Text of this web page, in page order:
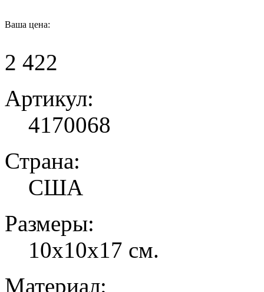
Ваша цена:
2 422
Артикул:
4170068
Страна:
США
Размеры:
10х10х17 см.
Материал: